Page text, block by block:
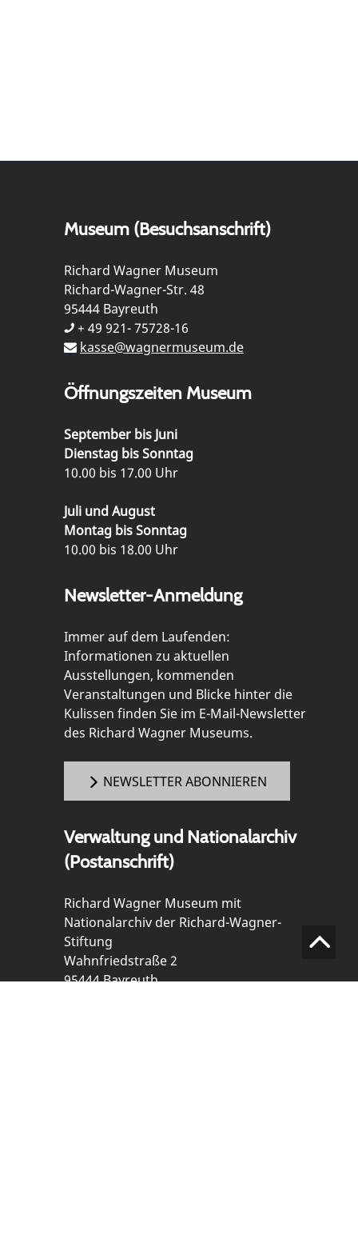
Museum (Besuchsanschrift)
Richard Wagner Museum
Richard-Wagner-Str. 48
95444 Bayreuth
+ 49 921- 75728-16
kasse@wagnermuseum.de
Öffnungszeiten Museum
September bis Juni
Dienstag bis Sonntag
10.00 bis 17.00 Uhr
Juli und August
Montag bis Sonntag
10.00 bis 18.00 Uhr
Newsletter-Anmeldung
Immer auf dem Laufenden:
Informationen zu aktuellen
Ausstellungen, kommenden
Veranstaltungen und Blicke hinter die
Kulissen finden Sie im E-Mail-Newsletter
des Richard Wagner Museums.
NEWSLETTER ABONNIEREN
Verwaltung und Nationalarchiv
(Postanschrift)
Richard Wagner Museum mit
Nationalarchiv der Richard-Wagner-
Stiftung
Wahnfriedstraße 2
95444 Bayreuth